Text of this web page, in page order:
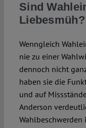
Sind
Liebesmüh?
Wenngleich
nie zu einer
dennoch nicht
haben sie die
und auf
Anderson
Wahlbeschwerden